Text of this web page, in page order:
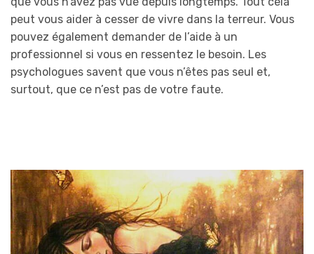
peut vous aider à cesser de vivre dans la terreur. Vous
pouvez également demander de l’aide à un
professionnel si vous en ressentez le besoin. Les
psychologues savent que vous n’êtes pas seul et,
surtout, que ce n’est pas de votre faute.